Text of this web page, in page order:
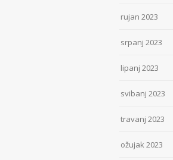
rujan 2023
srpanj 2023
lipanj 2023
svibanj 2023
travanj 2023
ožujak 2023